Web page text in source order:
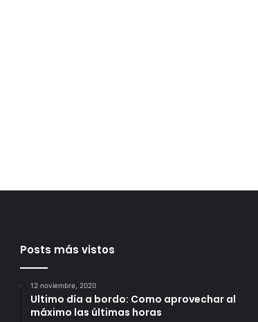
Posts más vistos
12 noviembre, 2020
Ultimo día a bordo: Como aprovechar al
máximo las últimas horas